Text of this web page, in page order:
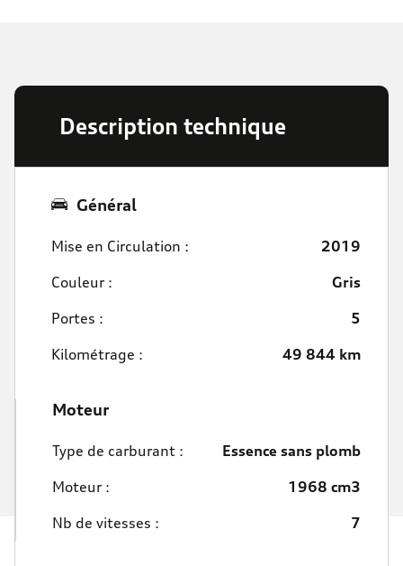
Description technique
Général
Mise en Circulation :
2019
Couleur :
Gris
Portes :
5
Kilométrage :
49 844 km
Moteur
Type de carburant :
Essence sans plomb
Moteur :
1968 cm3
Nb de vitesses :
7